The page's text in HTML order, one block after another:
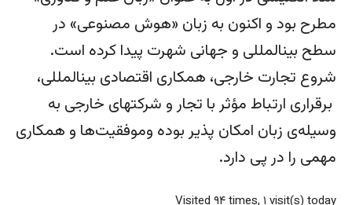
مطرح بود و اکنون به زبان «هوش مصنوعی» در
سطح بین­المللی و جهانی شهرت پیدا کرده است.
شروع تجارت خارجی، همکاری اقتصادی بین­المللی،
برقراری ارتباط مؤثر با تجار و شرکت­های خارجی به
وسیله‌ی زبان امکان پذیر بوده وموفقیت‌ها و همکاری
مهمی را در پی دارد.